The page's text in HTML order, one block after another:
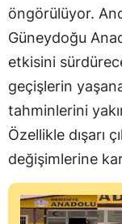
öngörülüyor.
Güneydoğu
etkisini
geçişlerin
tahminlerini
Özellikle dışarı
değişimlerine